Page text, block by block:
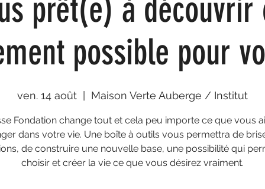
prêt(e) à
possible pour
ven. 14 août Maison Verte Auberge / Institut
Fondation change tout et cela peu importe ce que vous
dans votre vie. Une boîte à outils vous permettra de
de construire une nouvelle base, une possibilité qui
choisir et créer la vie ce que vous désirez vraiment.